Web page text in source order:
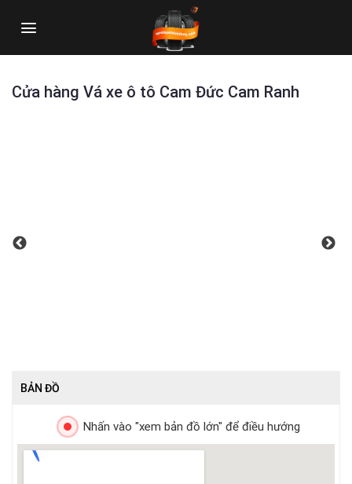
Cửa hàng Vá xe ô tô Cam Đức Cam Ranh
BẢN ĐỒ
Nhấn vào "xem bản đồ lớn" để điều hướng